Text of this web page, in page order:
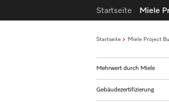
Startseite Miele Project
Mehrwert durch Miele
Gebäudezertifizierung
Startseite Miele